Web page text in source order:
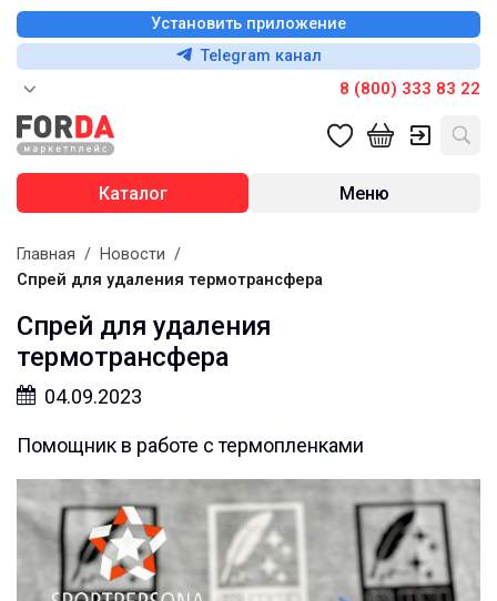
Установить приложение
Telegram канал
8 (800) 333 83 22
Каталог Меню
Главная / Новости /
Спрей для удаления термотрансфера
Спрей для удаления
термотрансфера
04.09.2023
Помощник в работе с термопленками